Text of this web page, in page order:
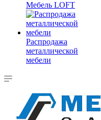
Мебель LOFT
Распродажа
металлической
мебели